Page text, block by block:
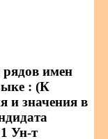
имен
: (К
и значения в
Ун-т